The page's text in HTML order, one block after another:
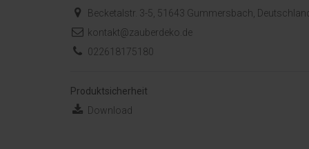
Becketalstr. 3-5, 51643 Gummersbach,
kontakt@zauberdeko.de
022618175180
Produktsicherheit
Download